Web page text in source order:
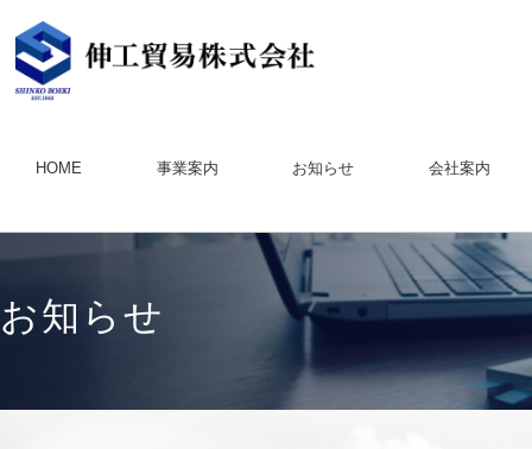
HOME 事業案内 お知らせ 会社案内
お知らせ